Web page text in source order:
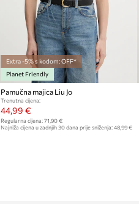
Extra -5% s kodom: OFF*
Planet Friendly
Pamučna majica Liu Jo
Trenutna cijena:
44,99 €
Regularna cijena: 71,90 €
Najniža cijena u zadnjih 30 dana prije sniženja: 48,99 €